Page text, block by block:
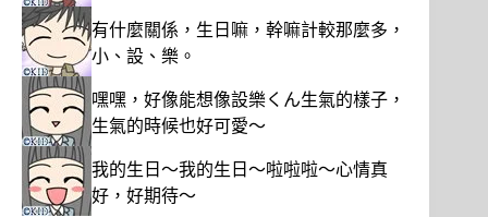
有什麼關係，生日嘛，幹嘛計較那麼多，
小、設、樂。
嘿嘿，好像能想像設樂くん生氣的樣子，
生氣的時候也好可愛～
我的生日～我的生日～啦啦啦～心情真
好，好期待～